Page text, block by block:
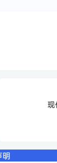
现
明